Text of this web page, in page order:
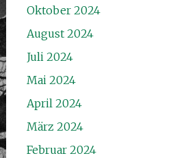
Oktober 2024
August 2024
Juli 2024
Mai 2024
April 2024
März 2024
Februar 2024